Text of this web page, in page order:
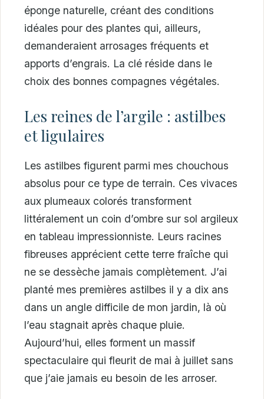
éponge naturelle, créant des conditions
idéales pour des plantes qui, ailleurs,
demanderaient arrosages fréquents et
apports d’engrais. La clé réside dans le
choix des bonnes compagnes végétales.
Les reines de l’argile : astilbes
et ligulaires
Les astilbes figurent parmi mes chouchous
absolus pour ce type de terrain. Ces vivaces
aux plumeaux colorés transforment
littéralement un coin d’ombre sur sol argileux
en tableau impressionniste. Leurs racines
fibreuses apprécient cette terre fraîche qui
ne se dessèche jamais complètement. J’ai
planté mes premières astilbes il y a dix ans
dans un angle difficile de mon jardin, là où
l’eau stagnait après chaque pluie.
Aujourd’hui, elles forment un massif
spectaculaire qui fleurit de mai à juillet sans
que j’aie jamais eu besoin de les arroser.